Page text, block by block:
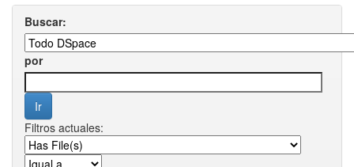
Buscar:
por
Filtros actuales: